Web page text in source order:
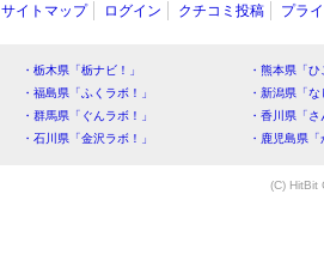
サイトマップ ログイン クチコミ投稿 プラ
・栃木県「栃ナビ！」
・熊本県「
・福島県「ふくラボ！」
・新潟県「
・群馬県「ぐんラボ！」
・香川県「
・石川県「金沢ラボ！」
・鹿児島県
(C) HitBit